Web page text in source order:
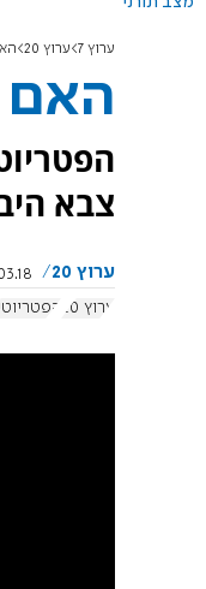
ערוץ 7 ערוץ 20
האם
צבא
ערוץ 20
17:02
ערוץ 20